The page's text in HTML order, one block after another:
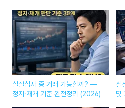
실질심사 중 거래 가능할까? —
정지·재개 기준 완전정리 (2026)
실
몇